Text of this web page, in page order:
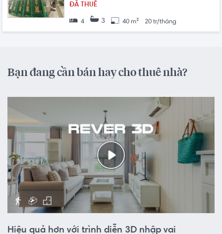
ĐÃ THUÊ
4 3 40 m² 20 tr/tháng
Bạn đang cần bán hay cho thuê nhà?
Hiệu quả hơn với trình diễn 3D nhập vai